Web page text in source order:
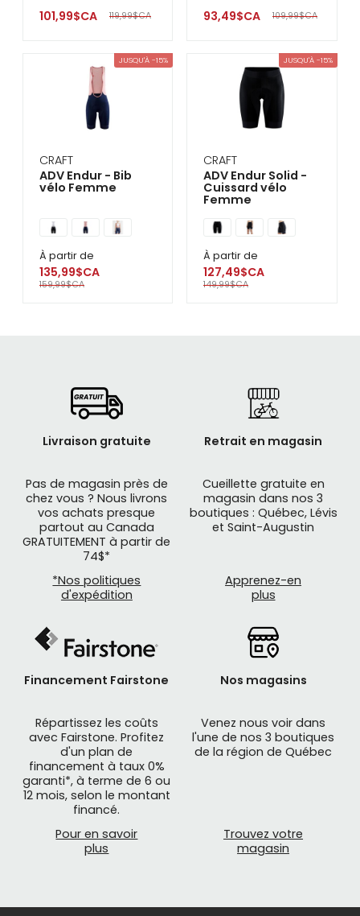
101,99$CA 119,99$CA 93,49$CA 109,99$CA
JUSQU'À -15%
CRAFT
ADV Endur - Bib
vélo Femme
À partir de
135,99$CA
159,99$CA
JUSQU'À -15%
CRAFT
ADV Endur Solid -
Cuissard vélo
Femme
À partir de
127,49$CA
149,99$CA
Livraison gratuite
Pas de magasin près de
chez vous ? Nous livrons
vos achats presque
partout au Canada
GRATUITEMENT à partir de
74$*
*Nos politiques
d'expédition
Retrait en magasin
Cueillette gratuite en
magasin dans nos 3
boutiques : Québec, Lévis
et Saint-Augustin
Apprenez-en
plus
Financement Fairstone
Répartissez les coûts
avec Fairstone. Profitez
d'un plan de
financement à taux 0%
garanti*, à terme de 6 ou
12 mois, selon le montant
financé.
Pour en savoir
plus
Nos magasins
Venez nous voir dans
l'une de nos 3 boutiques
de la région de Québec
Trouvez votre
magasin